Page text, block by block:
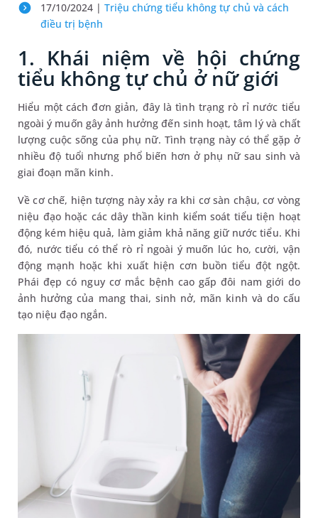
17/10/2024 | Triệu chứng tiểu không tự chủ và cách
điều trị bệnh
1. Khái niệm về hội chứng
tiểu không tự chủ ở nữ giới
Hiểu một cách đơn giản, đây là tình trạng rò rỉ nước tiểu
ngoài ý muốn gây ảnh hưởng đến sinh hoạt, tâm lý và chất
lượng cuộc sống của phụ nữ. Tình trạng này có thể gặp ở
nhiều độ tuổi nhưng phổ biến hơn ở phụ nữ sau sinh và
giai đoạn mãn kinh.
Về cơ chế, hiện tượng này xảy ra khi cơ sàn chậu, cơ vòng
niệu đạo hoặc các dây thần kinh kiểm soát tiểu tiện hoạt
động kém hiệu quả, làm giảm khả năng giữ nước tiểu. Khi
đó, nước tiểu có thể rò rỉ ngoài ý muốn lúc ho, cười, vận
động mạnh hoặc khi xuất hiện cơn buồn tiểu đột ngột.
Phái đẹp có nguy cơ mắc bệnh cao gấp đôi nam giới do
ảnh hưởng của mang thai, sinh nở, mãn kinh và do cấu
tạo niệu đạo ngắn.